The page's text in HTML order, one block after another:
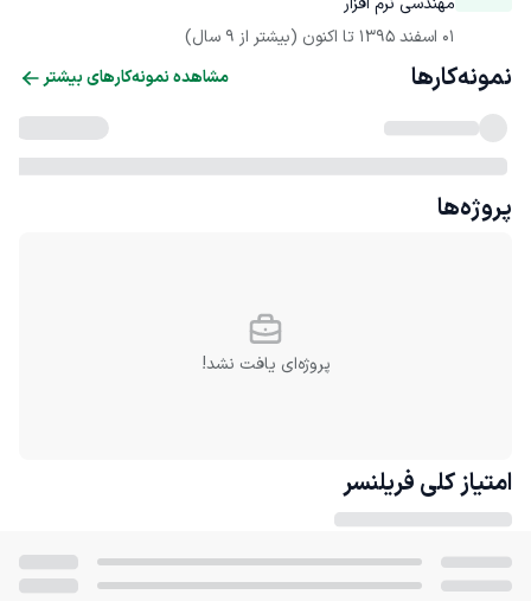
01 اسفند 1395
تا اکنون (بیشتر از 9 سال)
نمونه‌کارها مشاهده نمونه‌کارهای بیشتر
پروژه‌ها
پروژه‌ای یافت نشد!
امتیاز کلی فریلنسر